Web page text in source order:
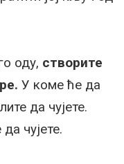
оду, створите
У коме ће да
да чујете.
чујете.